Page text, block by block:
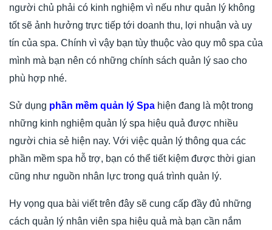
người chủ phải có kinh nghiệm vì nếu như quản lý không
tốt sẽ ảnh hưởng trực tiếp tới doanh thu, lợi nhuận và uy
tín của spa. Chính vì vậy bạn tùy thuộc vào quy mô spa của
mình mà bạn nên có những chính sách quản lý sao cho
phù hợp nhé.
Sử dụng phần mềm quản lý Spa hiện đang là một trong
những kinh nghiệm quản lý spa hiệu quả được nhiều
người chia sẻ hiện nay. Với việc quản lý thông qua các
phần mềm spa hỗ trợ, bạn có thể tiết kiệm được thời gian
cũng như nguồn nhân lực trong quá trình quản lý.
Hy vọng qua bài viết trên đây sẽ cung cấp đầy đủ những
cách quản lý nhân viên spa hiệu quả mà bạn cần nắm